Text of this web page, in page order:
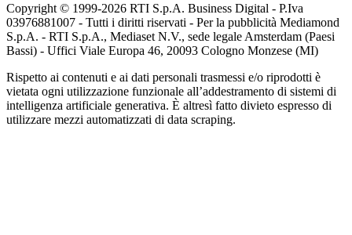
Copyright © 1999-2026 RTI S.p.A. Business Digital - P.Iva
03976881007 - Tutti i diritti riservati - Per la pubblicità Mediamond
S.p.A. - RTI S.p.A., Mediaset N.V., sede legale Amsterdam (Paesi
Bassi) - Uffici Viale Europa 46, 20093 Cologno Monzese (MI)
Rispetto ai contenuti e ai dati personali trasmessi e/o riprodotti è
vietata ogni utilizzazione funzionale all’addestramento di sistemi di
intelligenza artificiale generativa. È altresì fatto divieto espresso di
utilizzare mezzi automatizzati di data scraping.